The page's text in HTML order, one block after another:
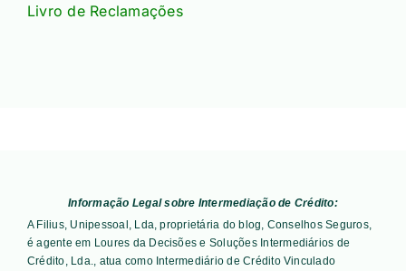
Livro de Reclamações
Informação Legal sobre Intermediação de Crédito:
A Filius, Unipessoal, Lda, proprietária do blog, Conselhos Seguros,
é agente em Loures da Decisões e Soluções Intermediários de
Crédito, Lda., atua como Intermediário de Crédito Vinculado